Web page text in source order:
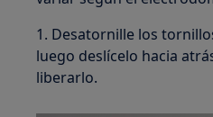
1. Desatornille los
luego deslícelo hacia
liberarlo.